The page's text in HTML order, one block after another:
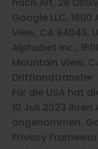
Google LLC,
View, CA 94043,
Alphabet Inc.,
Mountain View,
Drittlandtransfer
Für die USA hat
10.Juli 2023
angenommen.
Privacy